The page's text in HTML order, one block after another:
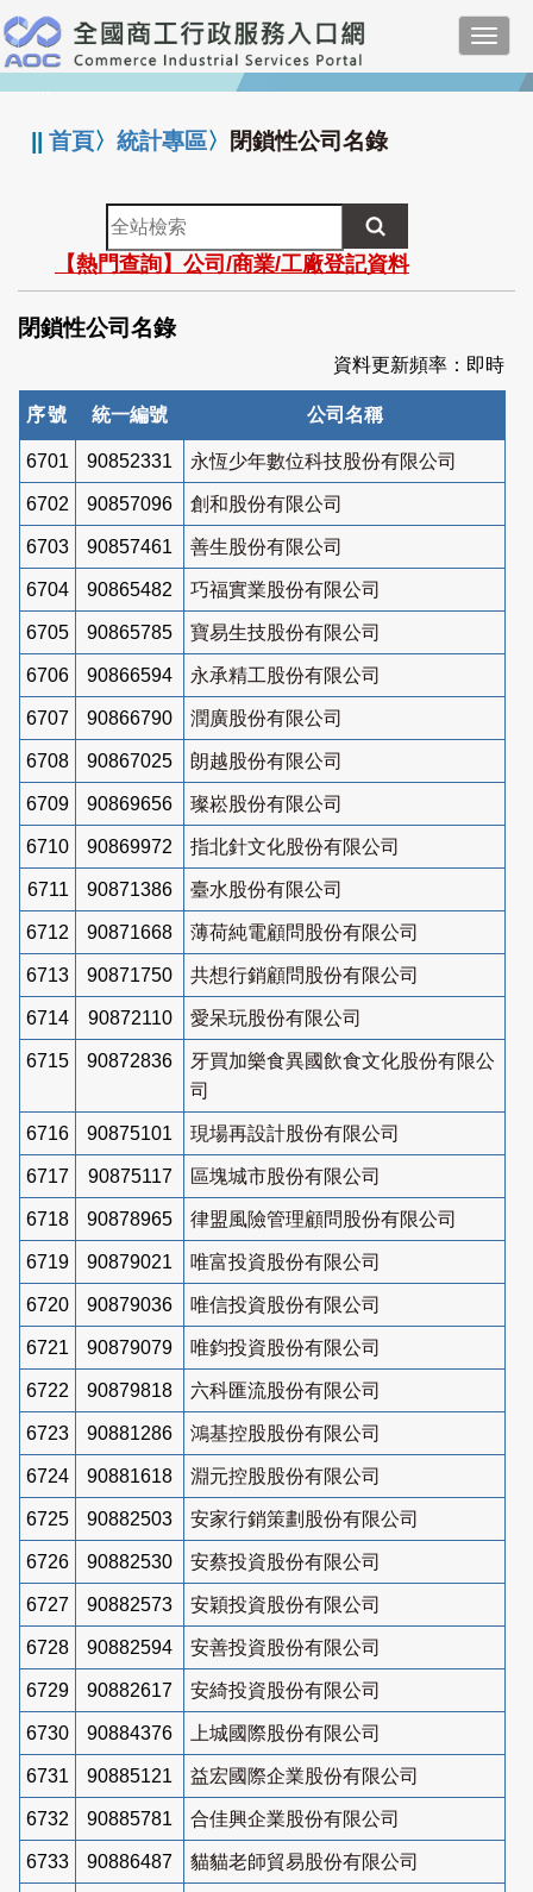
跳
到
主
要
:::
||首頁〉統計專區〉 閉鎖性公司名錄
全
站
檢
索
【熱門查詢】公司/商業/工廠登記資料
閉鎖性公司名錄
資料更新頻率：即時
序號 統一編號 公司名稱
6701 90852331 永恆少年數位科技股份有限公司
6702 90857096 創和股份有限公司
6703 90857461 善生股份有限公司
6704 90865482 巧福實業股份有限公司
6705 90865785 寶易生技股份有限公司
6706 90866594 永承精工股份有限公司
6707 90866790 潤廣股份有限公司
6708 90867025 朗越股份有限公司
6709 90869656 璨崧股份有限公司
6710 90869972 指北針文化股份有限公司
6711 90871386 臺水股份有限公司
6712 90871668 薄荷純電顧問股份有限公司
6713 90871750 共想行銷顧問股份有限公司
6714 90872110 愛呆玩股份有限公司
6715 90872836
牙買加樂食異國飲食文化股份有限公
司
6716 90875101 現場再設計股份有限公司
6717 90875117 區塊城市股份有限公司
6718 90878965 律盟風險管理顧問股份有限公司
6719 90879021 唯富投資股份有限公司
6720 90879036 唯信投資股份有限公司
6721 90879079 唯鈞投資股份有限公司
6722 90879818 六科匯流股份有限公司
6723 90881286 鴻基控股股份有限公司
6724 90881618 淵元控股股份有限公司
6725 90882503 安家行銷策劃股份有限公司
6726 90882530 安蔡投資股份有限公司
6727 90882573 安穎投資股份有限公司
6728 90882594 安善投資股份有限公司
6729 90882617 安綺投資股份有限公司
6730 90884376 上城國際股份有限公司
6731 90885121 益宏國際企業股份有限公司
6732 90885781 合佳興企業股份有限公司
6733 90886487 貓貓老師貿易股份有限公司